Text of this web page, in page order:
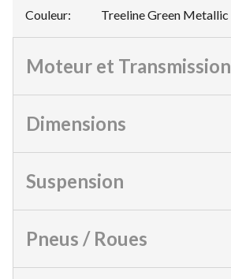
Couleur: Treeline Green Metallic
Moteur et Transmission
Dimensions
Suspension
Pneus / Roues